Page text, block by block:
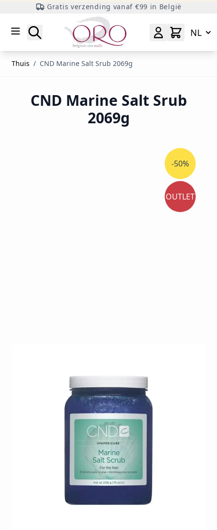
Gratis verzending vanaf €99 in België
Zoeken
NL
Thuis / CND Marine Salt Srub 2069g
CND Marine Salt Srub
2069g
-50%
OUTLET
De CND Marine Salt Scrub 2069g is een
professionele exfoliërende zoutscrub die dode
huidcellen verwijdert en de huid zijdezacht maakt.
Ideaal voor manicure, pedicure en spa-
CND-MA-SA-SC2069
€ 102,25